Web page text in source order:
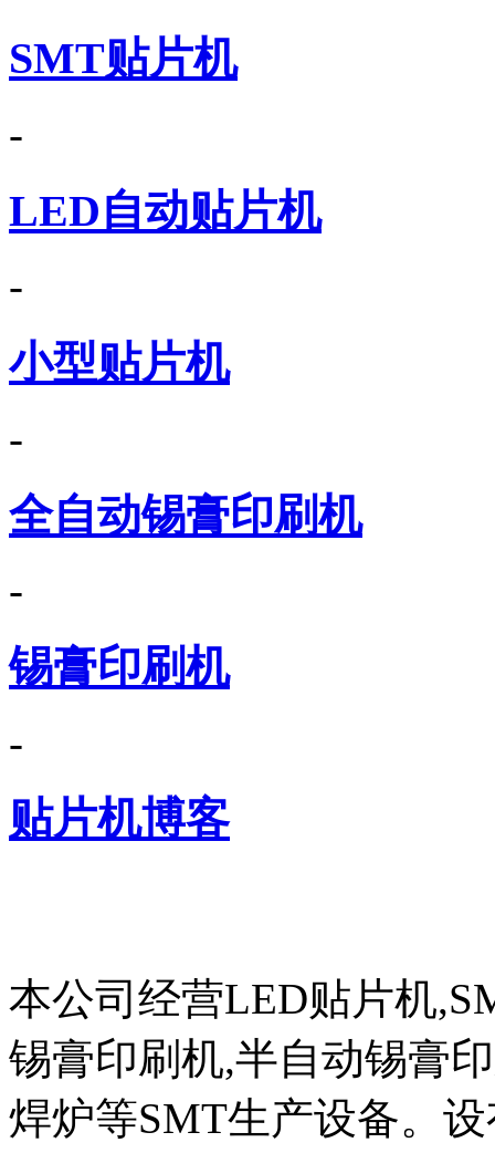
SMT贴片机
-
LED自动贴片机
-
小型贴片机
-
全自动锡膏印刷机
-
锡膏印刷机
-
贴片机博客
本公司经营LED贴片机
锡膏印刷机,半自动锡膏
焊炉等SMT生产设备。